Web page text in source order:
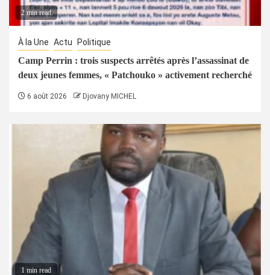
2 min read
À la Une Actu Politique
Camp Perrin : trois suspects arrêtés après l’assassinat de
deux jeunes femmes, « Patchouko » activement recherché
6 août 2026 Djovany MICHEL
1 min read